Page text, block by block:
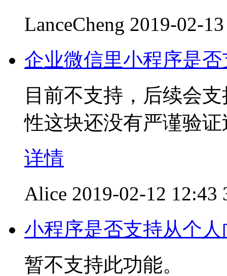
LanceCheng 2019-02-
企业微信里小程序是否
目前不支持，后续会
性这块还没有严谨验
详情
Alice 2019-02-12 12:43
小程序是否支持从个
暂不支持此功能。